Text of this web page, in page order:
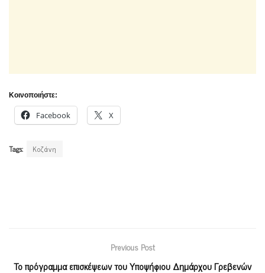
Κοινοποιήστε:
Facebook X
Tags: Κοζάνη
Previous Post
To πρόγραμμα επισκέψεων του Υποψήφιου Δημάρχου Γρεβενών